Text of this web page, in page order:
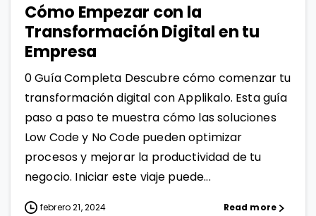
Cómo Empezar con la
Transformación Digital en tu
Empresa
0 Guía Completa Descubre cómo comenzar tu
transformación digital con Applikalo. Esta guía
paso a paso te muestra cómo las soluciones
Low Code y No Code pueden optimizar
procesos y mejorar la productividad de tu
negocio. Iniciar este viaje puede...
febrero 21, 2024 Read more